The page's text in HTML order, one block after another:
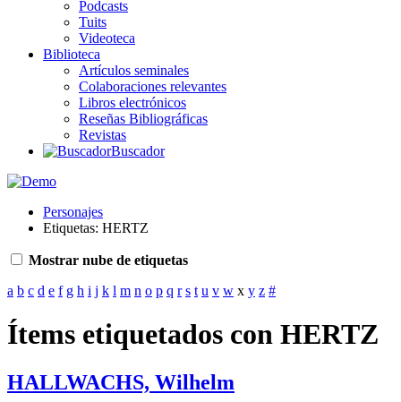
Podcasts
Tuits
Videoteca
Biblioteca
Artículos seminales
Colaboraciones relevantes
Libros electrónicos
Reseñas Bibliográficas
Revistas
Buscador
Personajes
Etiquetas: HERTZ
Mostrar nube de etiquetas
a b c d e f g h i j k l m n o p q r s t u v w x y z #
Ítems etiquetados con HERTZ
HALLWACHS, Wilhelm